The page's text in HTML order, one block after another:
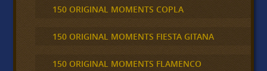
150 ORIGINAL MOMENTS COPLA
150 ORIGINAL MOMENTS FIESTA GITANA
150 ORIGINAL MOMENTS FLAMENCO